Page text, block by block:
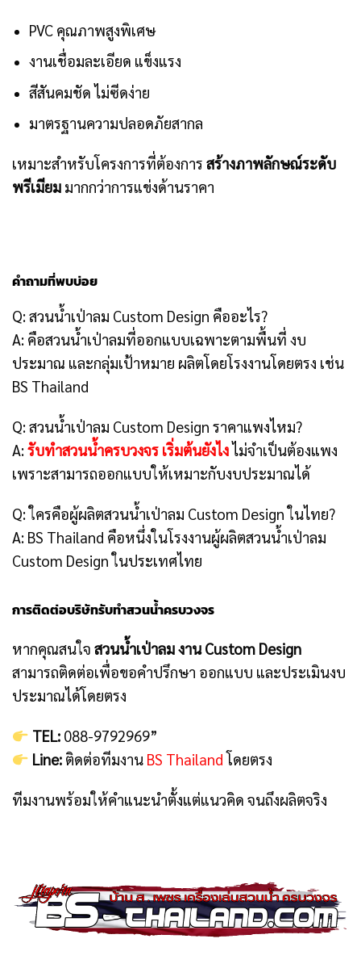
PVC คุณภาพสูงพิเศษ
งานเชื่อมละเอียด แข็งแรง
สีสันคมชัด ไม่ซีดง่าย
มาตรฐานความปลอดภัยสากล
เหมาะสำหรับโครงการที่ต้องการ สร้างภาพลักษณ์ระดับ
พรีเมียม มากกว่าการแข่งด้านราคา
คำถามที่พบบ่อย
Q: สวนน้ำเป่าลม Custom Design คืออะไร?
A: คือสวนน้ำเป่าลมที่ออกแบบเฉพาะตามพื้นที่ งบ
ประมาณ และกลุ่มเป้าหมาย ผลิตโดยโรงงานโดยตรง เช่น
BS Thailand
Q: สวนน้ำเป่าลม Custom Design ราคาแพงไหม?
A:รับทำสวนน้ำครบวงจร เริ่มต้นยังไงไม่จำเป็นต้องแพง
เพราะสามารถออกแบบให้เหมาะกับงบประมาณได้
Q: ใครคือผู้ผลิตสวนน้ำเป่าลม Custom Design ในไทย?
A: BS Thailand คือหนึ่งในโรงงานผู้ผลิตสวนน้ำเป่าลม
Custom Design ในประเทศไทย
การติดต่อบริษัทรับทำสวนน้ำครบวงจร
หากคุณสนใจ สวนน้ำเป่าลม งาน Custom Design
สามารถติดต่อเพื่อขอคำปรึกษา ออกแบบ และประเมินงบ
ประมาณได้โดยตรง
TEL:088-9792969”
Line:ติดต่อทีมงาน BS Thailandโดยตรง
ทีมงานพร้อมให้คำแนะนำตั้งแต่แนวคิด จนถึงผลิตจริง